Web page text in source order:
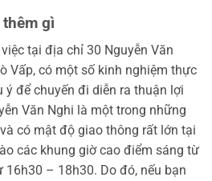
gì
tại địa chỉ 30 Nguyễn Văn
Vấp, có một số kinh nghiệm thực
để chuyến đi diễn ra thuận lợi
Văn Nghi là một trong những
có mật độ giao thông rất lớn tại
các khung giờ cao điểm sáng từ
– 18h30. Do đó, nếu bạn